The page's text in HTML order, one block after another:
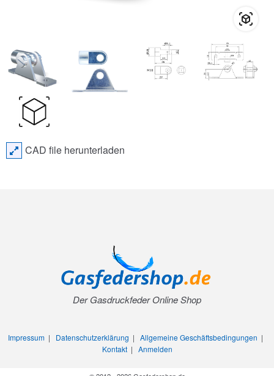
CAD file herunterladen
Der Gasdruckfeder Online Shop
Impressum| Datenschutzerklärung | Allgemeine Geschäftsbedingungen |
Kontakt| Anmelden